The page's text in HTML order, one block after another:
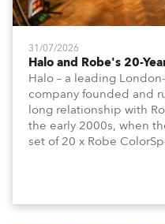
31/07/2026
Halo and Robe's 20-
Halo – a leading
company founded and
long relationship with
the early 2000s, when
set of 20 x Robe